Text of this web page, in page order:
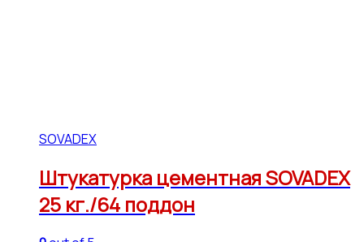
SOVADEX
Штукатурка цементная SOVADEX
25 кг./64 поддон